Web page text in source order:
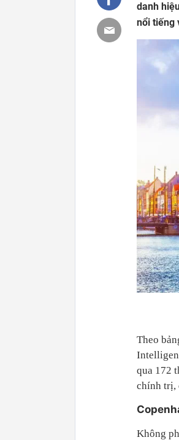
danh
nổi tiếng
Theo
qua 172
chính trị,
Không